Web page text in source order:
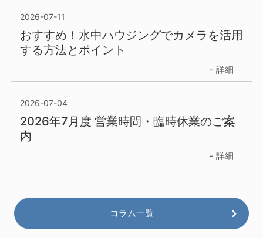
2026-07-11
おすすめ！水中ハウジングでカメラを活用
する方法とポイント
詳細
2026-07-04
2026年7月度 営業時間・臨時休業のご案
内
詳細
コラム一覧